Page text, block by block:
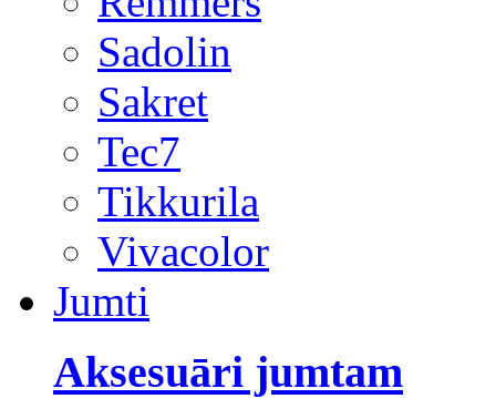
Sadolin
Sakret
Tec7
Tikkurila
Vivacolor
Jumti
Aksesuāri jumtam